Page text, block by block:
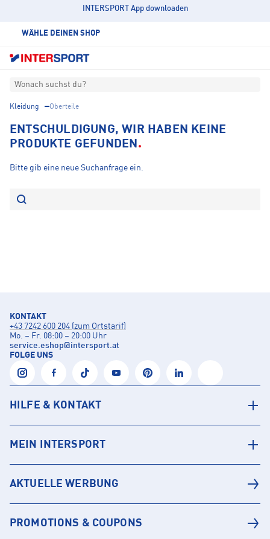
INTERSPORT App downloaden
WÄHLE DEINEN SHOP
Wonach suchst du?
Kleidung Oberteile
ENTSCHULDIGUNG, WIR HABEN KEINE
PRODUKTE GEFUNDEN
Bitte gib eine neue Suchanfrage ein.
KONTAKT
+43 7242 600 204 (zum Ortstarif)
Mo. – Fr. 08:00 – 20:00 Uhr
service.eshop@intersport.at
FOLGE UNS
HILFE & KONTAKT
MEIN INTERSPORT
AKTUELLE WERBUNG
PROMOTIONS & COUPONS